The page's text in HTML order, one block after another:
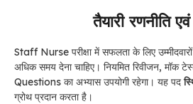
तैयारी रणनीति
Staff Nurse परीक्षा में सफलता के लिए
अधिक समय देना चाहिए। नियमित रिवीजन,
Questions का अभ्यास उपयोगी रहेगा। यह पद
ग्रोथ प्रदान करता है।